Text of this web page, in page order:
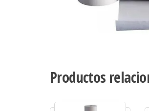
Productos